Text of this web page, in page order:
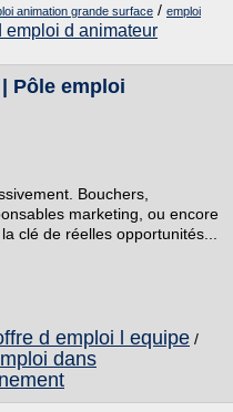
animation grande surface / emploi
emploi d animateur
Pôle emploi
Bouchers,
marketing, ou encore
clé de réelles opportunités...
d emploi l equipe /
dans